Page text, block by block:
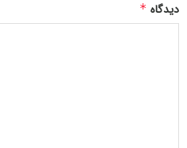
دیدگاه*